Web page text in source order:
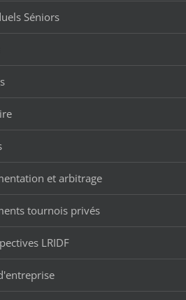
Séniors
et arbitrage
tournois privés
LRIDF